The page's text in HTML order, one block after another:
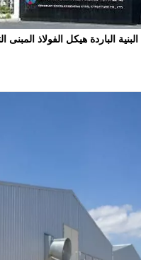
البنية الباردة هيكل الفولاذ